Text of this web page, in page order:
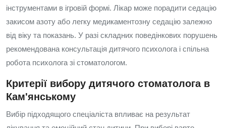
інструментами в ігровій формі. Лікар може порадити седацію
закисом азоту або легку медикаментозну седацію залежно
від віку та показань. У разі складних поведінкових порушень
рекомендована консультація дитячого психолога і спільна
робота психолога зі стоматологом.
Критерії вибору дитячого стоматолога в
Кам'янському
Вибір підходящого спеціаліста впливає на результат